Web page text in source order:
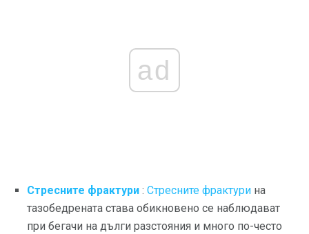
ad
Стресните фрактури : Стресните фрактури на
тазобедрената става обикновено се наблюдават
при бегачи на дълги разстояния и много по-често